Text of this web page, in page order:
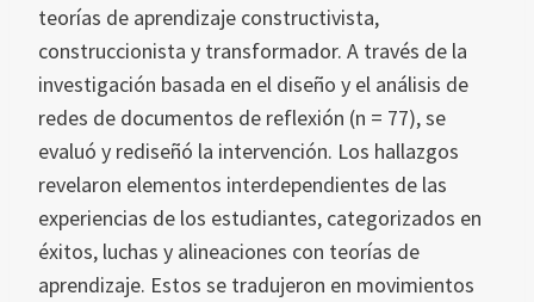
teorías de aprendizaje constructivista,
construccionista y transformador. A través de la
investigación basada en el diseño y el análisis de
redes de documentos de reflexión (n = 77), se
evaluó y rediseñó la intervención. Los hallazgos
revelaron elementos interdependientes de las
experiencias de los estudiantes, categorizados en
éxitos, luchas y alineaciones con teorías de
aprendizaje. Estos se tradujeron en movimientos